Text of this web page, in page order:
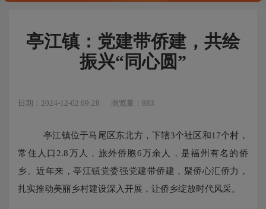
亭江镇：党建带侨建，共绘
振兴“同心圆”
日期：2024-12-02 09:28 浏览量：883
亭江镇位于马尾区东北方，下辖3个社区和17个村，
常住人口2.8万人，旅外侨胞6万余人，是福州有名的侨
乡。近年来，亭江镇党委强党建带侨建，聚侨心汇侨力，
扎实推动美丽乡村建设深入开展，让侨乡绽放时代风采。